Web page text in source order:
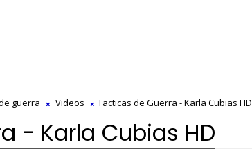
guerra Videos Tacticas de Guerra - Karla Cubias HD
- Karla Cubias HD